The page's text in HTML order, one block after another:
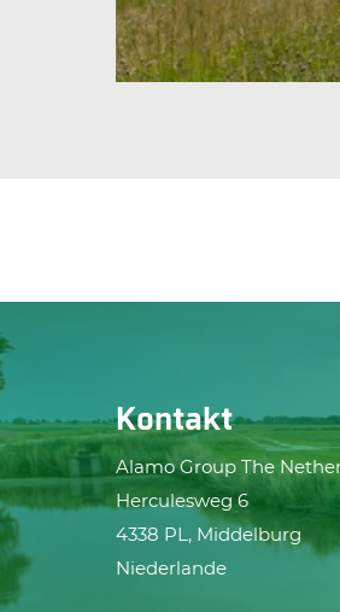
Kontakt
Alamo Group The
Herculesweg 6
4338 PL, Middelburg
Niederlande